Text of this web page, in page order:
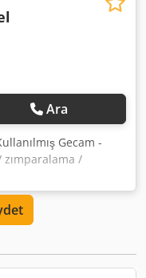
Ara
Gecam -
/
cilalama
altında